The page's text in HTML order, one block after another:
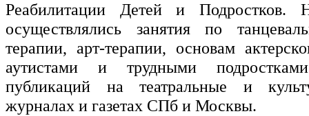
Реабилитации Детей и Подростков.
осуществлялись занятия по
терапии, арт-терапии, основам
аутистами и трудными
публикаций на театральные и
журналах и газетах СПб и Москвы.